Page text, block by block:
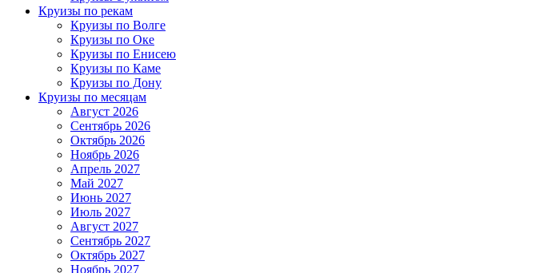
Круизы по рекам
Круизы по Волге
Круизы по Оке
Круизы по Енисею
Круизы по Каме
Круизы по Дону
Круизы по месяцам
Август 2026
Сентябрь 2026
Октябрь 2026
Ноябрь 2026
Апрель 2027
Май 2027
Июнь 2027
Июль 2027
Август 2027
Сентябрь 2027
Октябрь 2027
Ноябрь 2027